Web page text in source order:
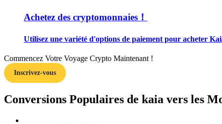
Guide
Achetez des cryptomonnaies！
Utilisez une variété d'options de paiement pour acheter
Commencez Votre Voyage Crypto Maintenant !
Inscrivez-vous
Conversions Populaires de kaia vers les